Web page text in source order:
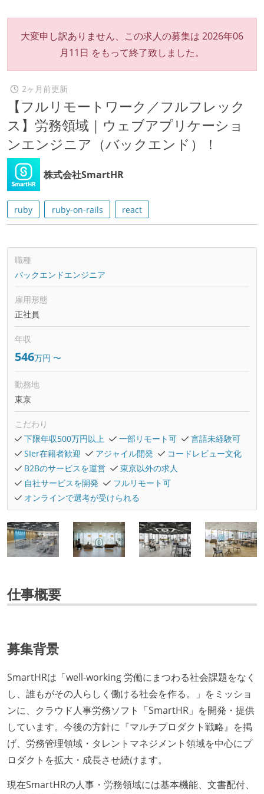
大変申し訳ありません、この求人の募集は 2026年06
月11日 をもって終了致しました。
2ヶ月前更新
【フルリモートワーク／フルフレック
ス】労務領域｜ウェブアプリケーショ
ンエンジニア（バックエンド）！
株式会社SmartHR
ruby ruby-on-rails react
職種
バックエンドエンジニア
雇用形態
正社員
年収
546万円 〜
勤務地
東京
こだわり
下限年収500万円以上
一部リモート可
言語未経験可
SIer在籍者歓迎
アジャイル開発
コードレビュー文化
B2Bのサービスを運営
東京以外の求人
自社サービスを開発
フルリモート可
オンラインで選考が受けられる
仕事概要
募集背景
SmartHRは「well-working 労働にまつわる社会課題をなく
し、誰もがその人らしく働ける社会を作る。」をミッショ
ンに、クラウド人事労務ソフト「SmartHR」を開発・提供
しています。今後の方針に『マルチプロダクト戦略』を掲
げ、労務管理領域・タレントマネジメント領域を中心にプ
ロダクトを拡大・成長させ続けます。
現在SmartHRの人事・労務領域には基本機能、文書配付、